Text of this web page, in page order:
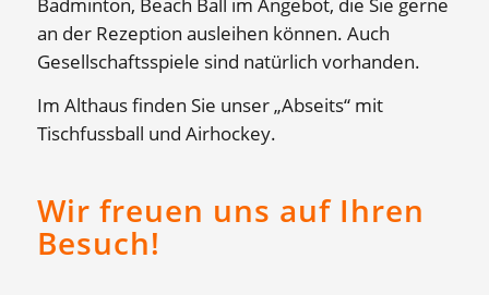
an der Rezeption ausleihen können. Auch
Gesellschaftsspiele sind natürlich vorhanden.
Im Althaus finden Sie unser „Abseits“ mit
Tischfussball und Airhockey.
Wir freuen uns auf Ihren
Besuch!